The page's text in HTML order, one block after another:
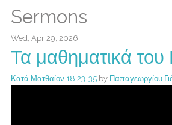
Sermons
Wed, Apr 29, 2026
Τα μαθηματικά του
Κατά Ματθαίον 18:23-35by Παπαγεωργίου